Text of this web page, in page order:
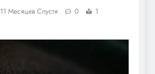
11 Месяцев Спустя 0
1